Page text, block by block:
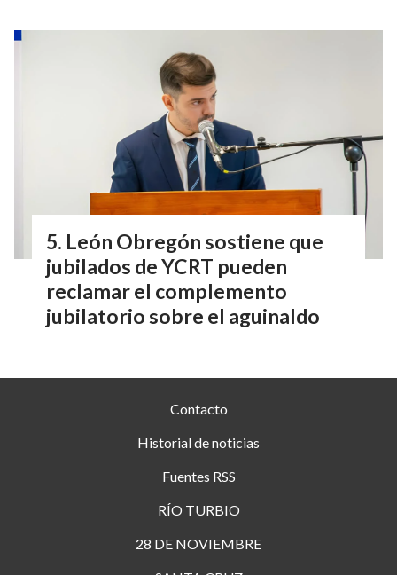
León Obregón sostiene que
jubilados de YCRT pueden
reclamar el complemento
jubilatorio sobre el aguinaldo
Contacto
Historial de noticias
Fuentes RSS
RÍO TURBIO
28 DE NOVIEMBRE